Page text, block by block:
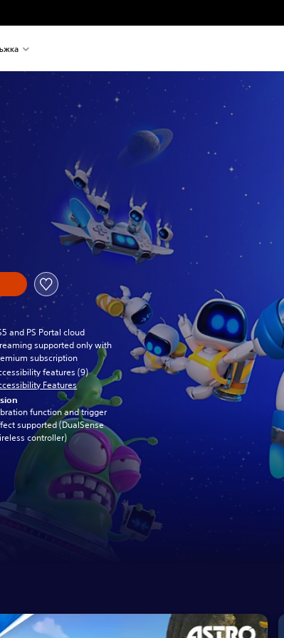
and PS Portal cloud
supported only with
subscription
features (9)
Features
function and trigger
supported (DualSense
controller)